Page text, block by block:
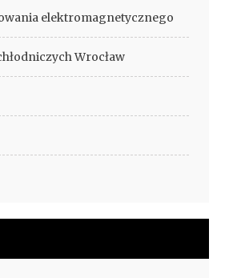
elektromagnetycznego
Wrocław